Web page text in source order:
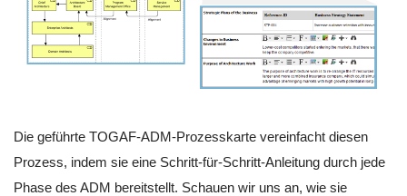
Die geführte TOGAF-ADM-Prozesskarte vereinfacht diesen
Prozess, indem sie eine Schritt-für-Schritt-Anleitung durch jede
Phase des ADM bereitstellt. Schauen wir uns an, wie sie